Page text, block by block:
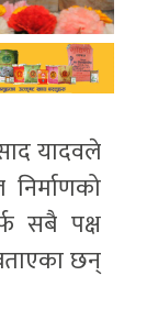
यादवले
सबै पक्ष
छन्